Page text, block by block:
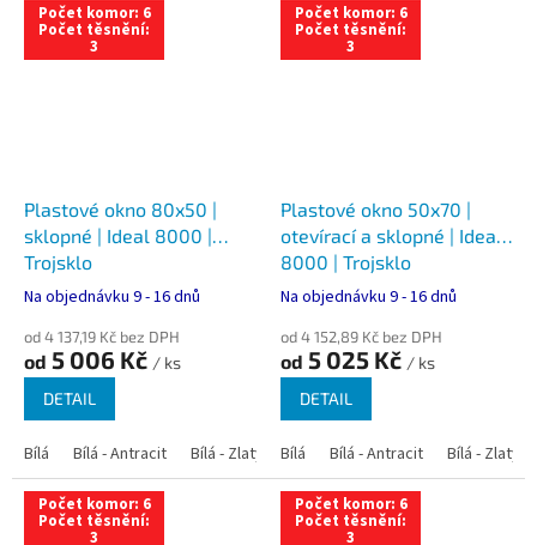
Počet komor: 6
Počet těsnění:
3
Plastové okno 80x50 |
sklopné | Ideal 8000 |
Trojsklo
Na objednávku 9 - 16 dnů
od 4 137,19 Kč bez DPH
od 5 006 Kč / ks
DETAIL
Bílá Bílá - Antracit Bílá - Zlatý dub Bílá - Tmavý dub Bílá -
Počet komor: 6
Počet těsnění:
3
Plastové okno 50x70 |
otevírací a sklopné | Ideal
8000 | Trojsklo
Na objednávku 9 - 16 dnů
od 4 152,89 Kč bez DPH
od 5 025 Kč / ks
DETAIL
Bílá Bílá - Antracit Bílá - Zlatý
Počet komor: 6
Počet těsnění:
3
Počet komor: 6
Počet těsnění:
3